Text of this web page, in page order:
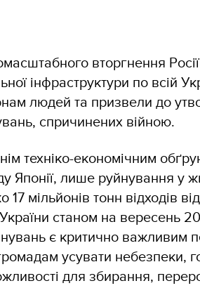
вторгнення
інфраструктури по всій
людей та призвели до
спричинених війною.
техніко-економічним
Японії, лише руйнування у
17 мільйонів тонн відходів
станом на вересень
є критично важливим
усувати небезпеки,
для збирання,